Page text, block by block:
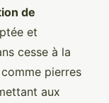
de
et
cesse à la
comme pierres
aux